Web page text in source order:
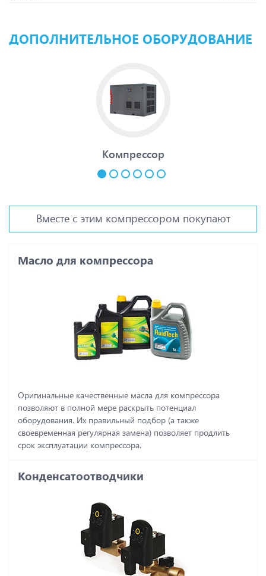
ДОПОЛНИТЕЛЬНОЕ ОБОРУДОВАНИЕ
Компрессор
Вместе с этим компрессором покупают
Масло для компрессора
Оригинальные качественные масла для компрессора
позволяют в полной мере раскрыть потенциал
оборудования. Их правильный подбор (а также
своевременная регулярная замена) позволяет продлить
срок эксплуатации компрессора.
Конденсатоотводчики